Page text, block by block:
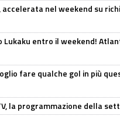
accelerata nel weekend su
Lukaku entro il weekend!
fare qualche gol in più
la programmazione della